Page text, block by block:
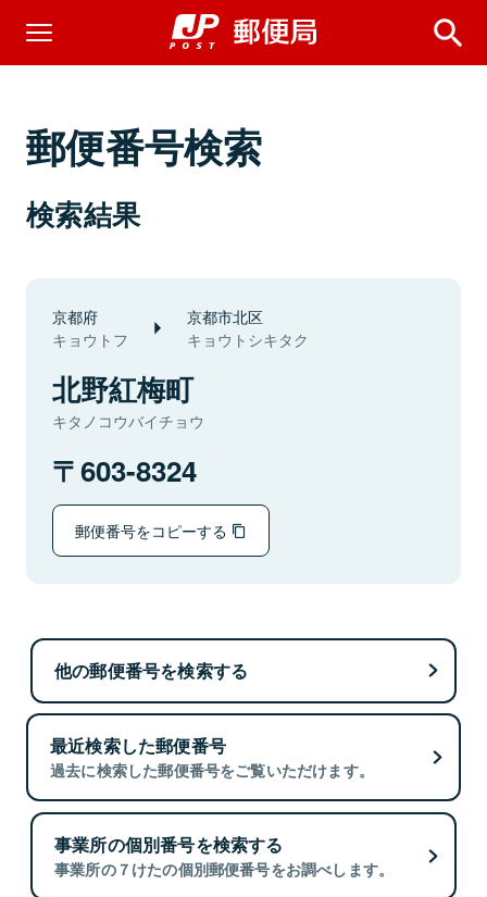
郵便番号検索
検索結果
京都府
キョウトフ
京都市北区
キョウトシキタク
北野紅梅町
キタノコウバイチョウ
603-8324
郵便番号をコピーする
他の郵便番号を検索する
最近検索した郵便番号
過去に検索した郵便番号をご覧いただけます。
事業所の個別番号を検索する
事業所の７けたの個別郵便番号をお調べします。